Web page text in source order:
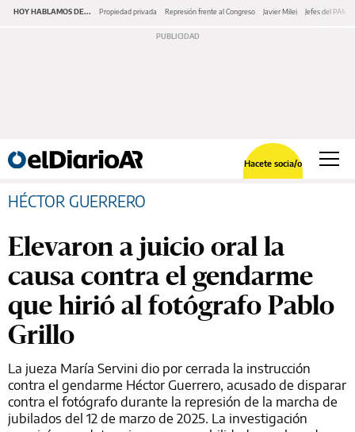
HOY HABLAMOS DE... Propiedad privada Represión frente al Congreso Javier Milei Jefes del PAMI
Hacete socia/o
HÉCTOR GUERRERO
Elevaron a juicio oral la
causa contra el gendarme
que hirió al fotógrafo Pablo
Grillo
La jueza María Servini dio por cerrada la instrucción
contra el gendarme Héctor Guerrero, acusado de disparar
contra el fotógrafo durante la represión de la marcha de
jubilados del 12 de marzo de 2025. La investigación